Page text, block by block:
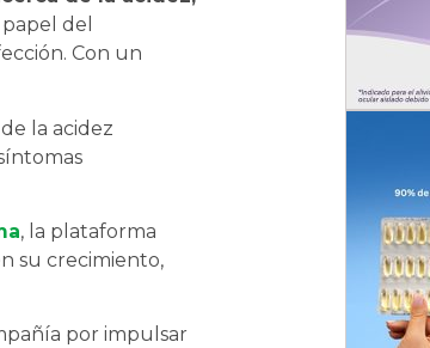
del
Con un
la acidez
, la plataforma
su crecimiento,
por impulsar